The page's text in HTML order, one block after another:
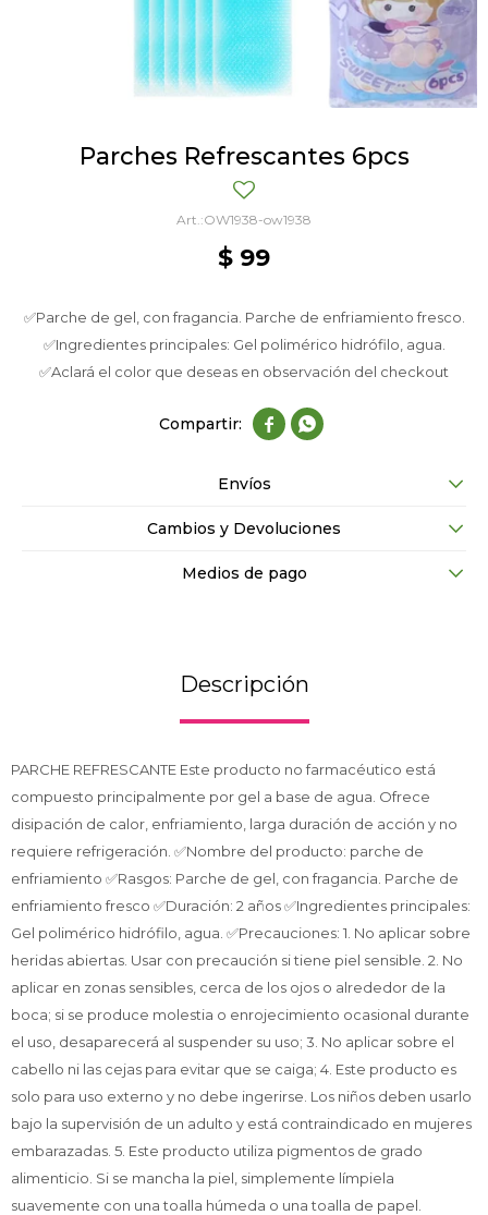
Parches Refrescantes 6pcs
OW1938-ow1938
$ 99
✅Parche de gel, con fragancia. Parche de enfriamiento fresco.
✅Ingredientes principales: Gel polimérico hidrófilo, agua.
✅Aclará el color que deseas en observación del checkout
 
Envíos
Cambios y Devoluciones
Medios de pago
Descripción
PARCHE REFRESCANTE Este producto no farmacéutico está
compuesto principalmente por gel a base de agua. Ofrece
disipación de calor, enfriamiento, larga duración de acción y no
requiere refrigeración. ✅Nombre del producto: parche de
enfriamiento ✅Rasgos: Parche de gel, con fragancia. Parche de
enfriamiento fresco ✅Duración: 2 años ✅Ingredientes principales:
Gel polimérico hidrófilo, agua. ✅Precauciones: 1. No aplicar sobre
heridas abiertas. Usar con precaución si tiene piel sensible. 2. No
aplicar en zonas sensibles, cerca de los ojos o alrededor de la
boca; si se produce molestia o enrojecimiento ocasional durante
el uso, desaparecerá al suspender su uso; 3. No aplicar sobre el
cabello ni las cejas para evitar que se caiga; 4. Este producto es
solo para uso externo y no debe ingerirse. Los niños deben usarlo
bajo la supervisión de un adulto y está contraindicado en mujeres
embarazadas. 5. Este producto utiliza pigmentos de grado
alimenticio. Si se mancha la piel, simplemente límpiela
suavemente con una toalla húmeda o una toalla de papel.